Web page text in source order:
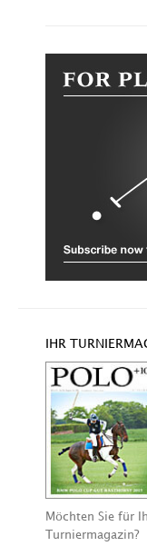
IHR
Möchten Sie für
Turniermagazin?